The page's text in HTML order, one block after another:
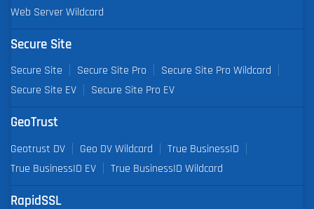
Web Server Wildcard
Secure Site
Secure Site Secure Site Pro
Secure Site Pro Wildcard
Secure Site EV
Secure Site Pro EV
GeoTrust
Geotrust DV Geo DV Wildcard
True BusinessID
True BusinessID EV
True BusinessID Wildcard
RapidSSL